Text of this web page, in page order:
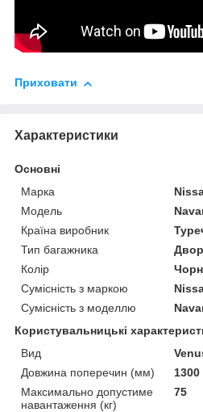
Приховати
Характеристики
Основні
Марка
Модель
Країна виробник
Тип багажника
Колір
Сумісність з маркою
Сумісність з моделлю
Користувальницькі
Вид
Довжина поперечин (мм)
1300
Максимально допустиме
навантаження (кг)
75